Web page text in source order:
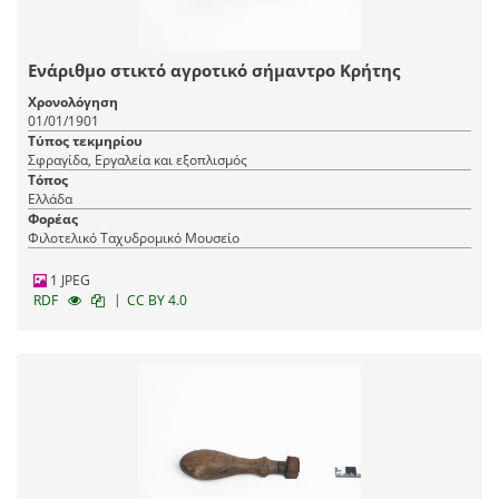
Ενάριθμο στικτό αγροτικό σήμαντρο Κρήτης
Χρονολόγηση
01/01/1901
Τύπος τεκμηρίου
Σφραγίδα, Εργαλεία και εξοπλισμός
Τόπος
Ελλάδα
Φορέας
Φιλοτελικό Ταχυδρομικό Μουσείο
1 JPEG
RDF
| CC BY 4.0